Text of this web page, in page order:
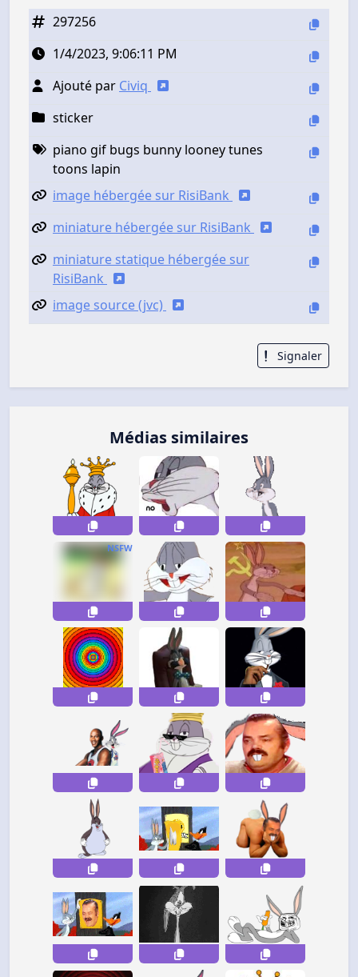
297256
1/4/2023, 9:06:11 PM
Ajouté par Civiq
sticker
piano gif bugs bunny looney tunes
toons lapin
image hébergée sur RisiBank
miniature hébergée sur RisiBank
miniature statique hébergée sur
RisiBank
image source (jvc)
Signaler
Médias similaires
NSFW